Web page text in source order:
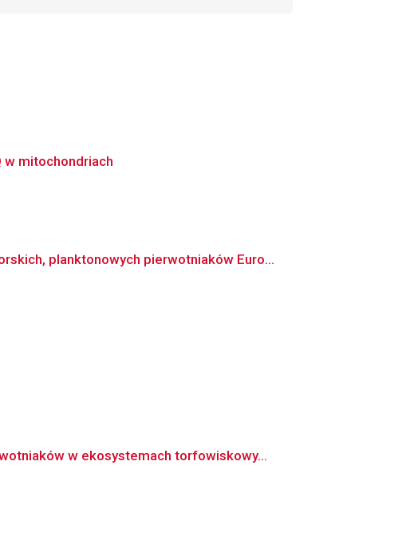
w mitochondriach
planktonowych pierwotniaków Euro...
w ekosystemach torfowiskowy...